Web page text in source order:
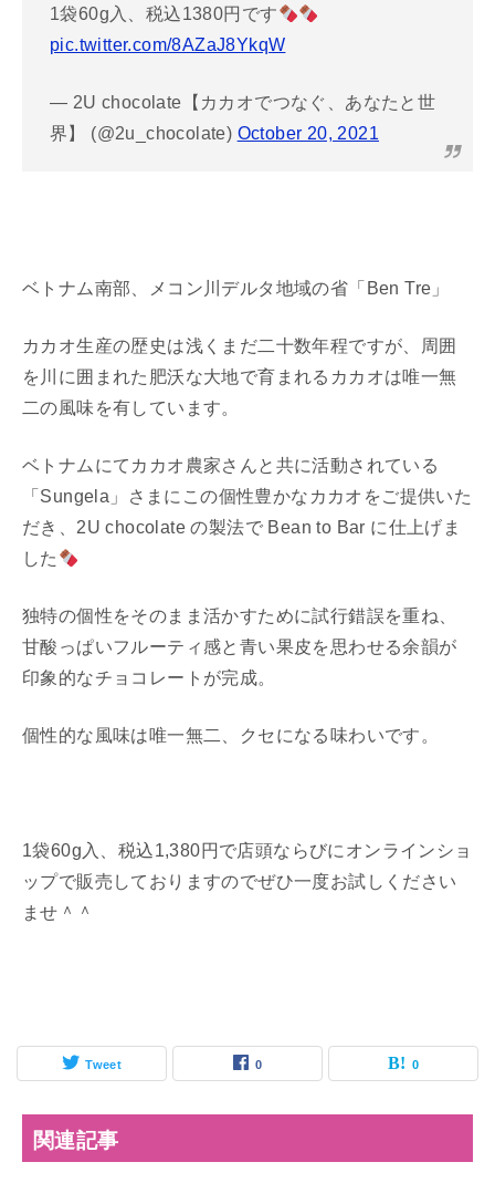
1袋60g入、税込1380円です
pic.twitter.com/8AZaJ8YkqW
— 2U chocolate【カカオでつなぐ、あなたと世
界】 (@2u_chocolate) October 20, 2021
ベトナム南部、メコン川デルタ地域の省「Ben Tre」
カカオ生産の歴史は浅くまだ二十数年程ですが、周囲
を川に囲まれた肥沃な大地で育まれるカカオは唯一無
二の風味を有しています。
ベトナムにてカカオ農家さんと共に活動されている
「Sungela」さまにこの個性豊かなカカオをご提供いた
だき、2U chocolate の製法で Bean to Bar に仕上げま
した
独特の個性をそのまま活かすために試行錯誤を重ね、
甘酸っぱいフルーティ感と青い果皮を思わせる余韻が
印象的なチョコレートが完成。
個性的な風味は唯一無二、クセになる味わいです。
1袋60g入、税込1,380円で店頭ならびにオンラインショ
ップで販売しておりますのでぜひ一度お試しください
ませ＾＾
Tweet 0 0
関連記事